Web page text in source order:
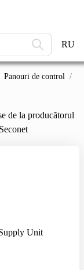
RU
Panouri de control /